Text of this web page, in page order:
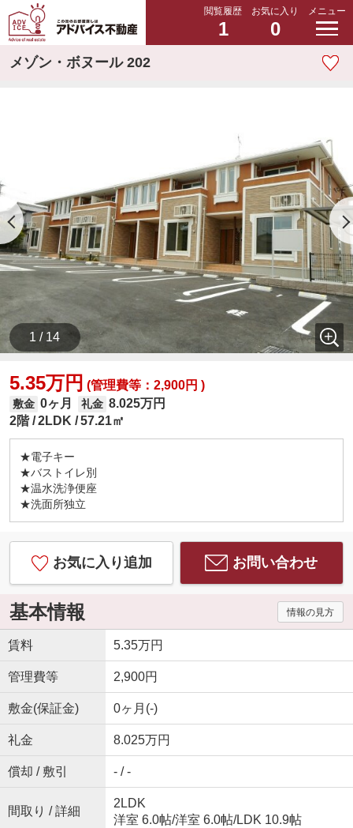
閲覧履歴
1
お気に入り
0
メニュー
メゾン・ボヌール 202
1 / 14
5.35万円 (管理費等：2,900円 )
敷金 0ヶ月 礼金 8.025万円
2階 2LDK 57.21㎡
★電子キー
★バストイレ別
★温水洗浄便座
★洗面所独立
お気に入り追加 お問い合わせ
基本情報 情報の見方
賃料 5.35万円
管理費等 2,900円
敷金(保証金) 0ヶ月(-)
礼金 8.025万円
償却 / 敷引 - / -
間取り / 詳細
2LDK
洋室 6.0帖/洋室 6.0帖/LDK 10.9帖